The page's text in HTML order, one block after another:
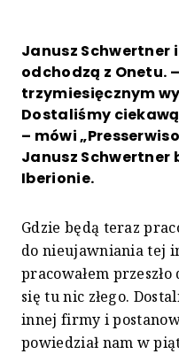
Janusz Schwertner
odchodzą z Onetu.
trzymiesięcznym
Dostaliśmy
– mówi
Janusz Schwertner
Iberionie.
Gdzie będą teraz
do nieujawniania tej
pracowałem
się tu nic złego.
innej firmy i
powiedział nam w